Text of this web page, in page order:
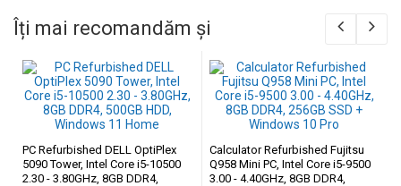
Îți mai recomandăm și
PC Refurbished DELL OptiPlex
5090 Tower, Intel Core i5-10500
2.30 - 3.80GHz, 8GB DDR4,
Calculator Refurbished Fujitsu
Q958 Mini PC, Intel Core i5-9500
3.00 - 4.40GHz, 8GB DDR4,